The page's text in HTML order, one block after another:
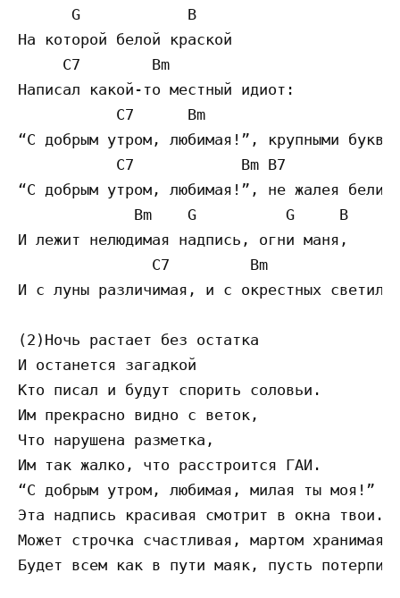
      G            B
На которой белой краской
     C7        Bm
Написал какой-то местный идиот:
           C7      Bm
“С добрым утром, любимая!”, крупными
           C7            Bm B7
“С добрым утром, любимая!”, не жалея
             Bm    G          G     B
И лежит нелюдимая надпись, огни маня,
               C7         Bm
И с луны различимая, и с окрестных светил.
(2)Ночь растает без остатка
И останется загадкой
Кто писал и будут спорить соловьи.
Им прекрасно видно с веток,
Что нарушена разметка,
Им так жалко, что расстроится ГАИ.
“С добрым утром, любимая, милая ты моя!”
Эта надпись красивая смотрит в окна твои.
Может строчка счастливая, мартом хранимая,